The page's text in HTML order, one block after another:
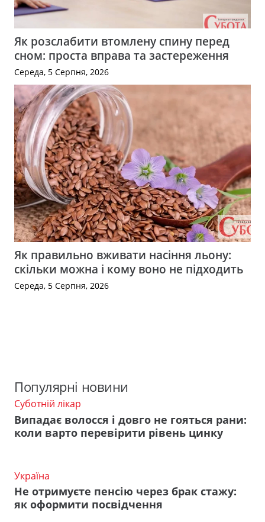
Як розслабити втомлену спину перед
сном: проста вправа та застереження
Середа, 5 Серпня, 2026
Як правильно вживати насіння льону:
скільки можна і кому воно не підходить
Середа, 5 Серпня, 2026
Популярні новини
Суботній лікар
Випадає волосся і довго не гояться рани:
коли варто перевірити рівень цинку
Україна
Не отримуєте пенсію через брак стажу:
як оформити посвідчення